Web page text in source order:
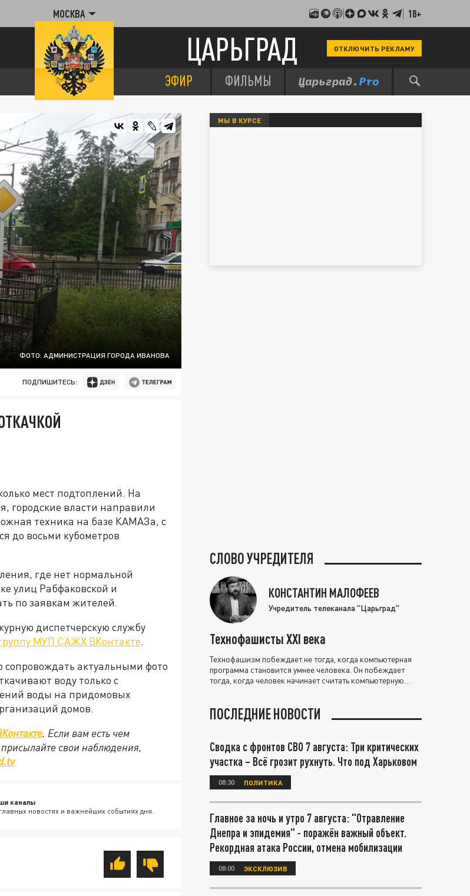
МОСКВА 18+
ЦАРЬГРАД ОТКЛЮЧИТЬ РЕКЛАМУ
ЭФИР ФИЛЬМЫ
ФОТО: АДМИНИСТРАЦИЯ ГОРОДА ИВАНОВА
ПОДПИШИТЕСЬ:
мест подтоплений. На
городские власти направили
техника на базе КАМАЗа, с
до восьми кубометров
где нет нормальной
улиц Рабфаковской и
по заявкам жителей.
диспетчерскую службу
МУП САЖХ ВКонтакте.
сопровождать актуальными фото
воду только с
воды на придомовых
домов.
. Если вам есть чем
свои наблюдения,
каналы
новостях и важнейших событиях дня.
МЫ В КУРСЕ
СЛОВО УЧРЕДИТЕЛЯ
КОНСТАНТИН МАЛОФЕЕВ
Учредитель телеканала "Царьград"
Технофашисты XXI века
Технофашизм побеждает не тогда, когда компьютерная
программа становится умнее человека. Он побеждает
тогда, когда человек начинает считать компьютерную
ПОСЛЕДНИЕ НОВОСТИ
Сводка с фронтов СВО 7 августа: Три критических
участка – Всё грозит рухнуть. Что под Харьковом
08:30 ПОЛИТИКА
Главное за ночь и утро 7 августа: "Отравление
Днепра и эпидемия" - поражён важный объект.
Рекордная атака России, отмена мобилизации
08:00 ЭКСКЛЮЗИВ